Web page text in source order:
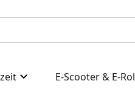
E-Scooter & E-